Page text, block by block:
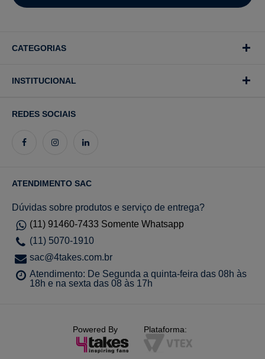
CATEGORIAS
INSTITUCIONAL
REDES SOCIAIS
ATENDIMENTO SAC
Dúvidas sobre produtos e serviço de entrega?
(11) 91460-7433 Somente Whatsapp
(11) 5070-1910
sac@4takes.com.br
Atendimento: De Segunda a quinta-feira das 08h às
18h e na sexta das 08 às 17h
Powered By Plataforma: